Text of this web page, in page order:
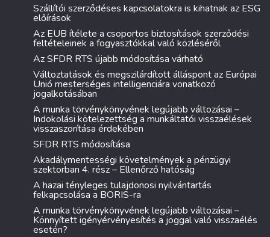
Szállítói szerződéses kapcsolatokra is kihatnak az ESG
előírások
Az EUB ítélete a csoportos biztosítások szerződési
feltételeinek a fogyasztókkal való közléséről
Az SFDR RTS újabb módosítása várható
Változtatások és megszilárdított álláspont az Európai
Unió mesterséges intelligenciára vonatkozó
jogalkotásában
A munka törvénykönyvének legújabb változásai –
Indokolási kötelezettség a munkáltatói visszaélések
visszaszorítása érdekében
SFDR RTS módosítása
Akadálymentességi követelmények a pénzügyi
szektorban 4. rész – Ellenőrző hatóság
A hazai tényleges tulajdonosi nyilvántartás
felkapcsolása a BORIS-ra
A munka törvénykönyvének legújabb változásai –
Könnyített igényérvényesítés a joggal való visszaélés
esetén?